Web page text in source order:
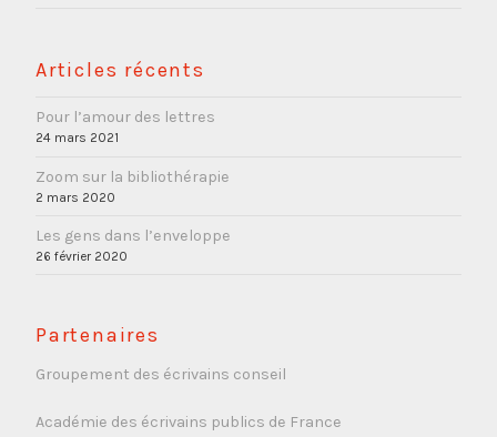
Articles récents
Pour l’amour des lettres
24 mars 2021
Zoom sur la bibliothérapie
2 mars 2020
Les gens dans l’enveloppe
26 février 2020
Partenaires
Groupement des écrivains conseil
Académie des écrivains publics de France